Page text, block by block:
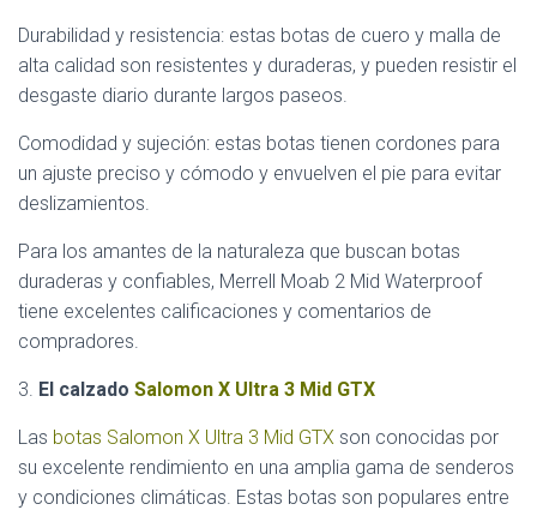
Durabilidad y resistencia: estas botas de cuero y malla de
alta calidad son resistentes y duraderas, y pueden resistir el
desgaste diario durante largos paseos.
Comodidad y sujeción: estas botas tienen cordones para
un ajuste preciso y cómodo y envuelven el pie para evitar
deslizamientos.
Para los amantes de la naturaleza que buscan botas
duraderas y confiables, Merrell Moab 2 Mid Waterproof
tiene excelentes calificaciones y comentarios de
compradores.
3. El calzado Salomon X Ultra 3 Mid GTX
Las botas Salomon X Ultra 3 Mid GTX son conocidas por
su excelente rendimiento en una amplia gama de senderos
y condiciones climáticas. Estas botas son populares entre